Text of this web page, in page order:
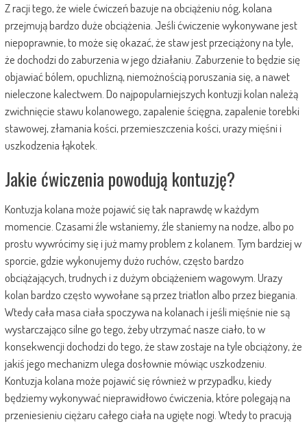
Z racji tego, że wiele ćwiczeń bazuje na obciążeniu nóg, kolana
przejmują bardzo duże obciążenia. Jeśli ćwiczenie wykonywane jest
niepoprawnie, to może się okazać, że staw jest przeciążony na tyle,
że dochodzi do zaburzenia w jego działaniu. Zaburzenie to będzie się
objawiać bólem, opuchlizną, niemożnością poruszania się, a nawet
nieleczone kalectwem. Do najpopularniejszych kontuzji kolan należą
zwichnięcie stawu kolanowego, zapalenie ścięgna, zapalenie torebki
stawowej, złamania kości, przemieszczenia kości, urazy mięśni i
uszkodzenia łąkotek.
Jakie ćwiczenia powodują kontuzję?
Kontuzja kolana może pojawić się tak naprawdę w każdym
momencie. Czasami źle wstaniemy, źle staniemy na nodze, albo po
prostu wywrócimy się i już mamy problem z kolanem. Tym bardziej w
sporcie, gdzie wykonujemy dużo ruchów, często bardzo
obciążających, trudnych i z dużym obciążeniem wagowym. Urazy
kolan bardzo często wywołane są przez triatlon albo przez biegania.
Wtedy cała masa ciała spoczywa na kolanach i jeśli mięśnie nie są
wystarczająco silne go tego, żeby utrzymać nasze ciało, to w
konsekwencji dochodzi do tego, że staw zostaje na tyle obciążony, że
jakiś jego mechanizm ulega dosłownie mówiąc uszkodzeniu.
Kontuzja kolana może pojawić się również w przypadku, kiedy
będziemy wykonywać nieprawidłowo ćwiczenia, które polegają na
przeniesieniu ciężaru całego ciała na ugięte nogi. Wtedy to pracują